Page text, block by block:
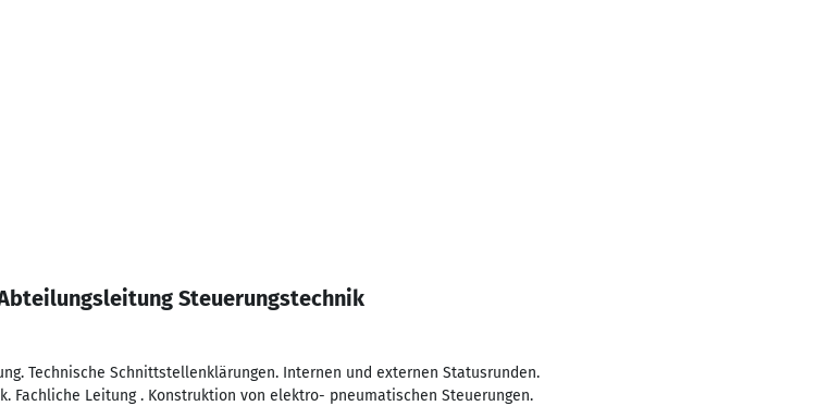
Steuerungstechnik
Technische Schnittstellenklärungen. Internen und externen Statusrunden.
Fachliche Leitung . Konstruktion von elektro- pneumatischen Steuerungen.